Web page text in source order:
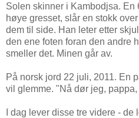
Solen skinner i Kambodjsa. En
høye gresset, slår en stokk
dem til side. Han leter etter
den ene foten foran den andre
smeller det. Minen går av.
På norsk jord 22 juli, 2011. En
vil glemme. "Nå dør jeg,
I dag lever disse tre videre - de